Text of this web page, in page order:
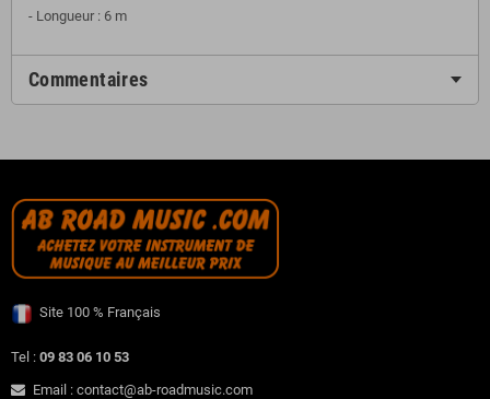
- Longueur : 6 m
Commentaires
Site 100 % Français
Tel : 09 83 06 10 53
Email : contact@ab-roadmusic.com